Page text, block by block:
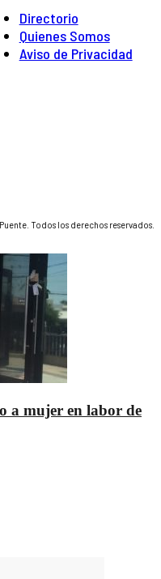
Directorio
Quienes Somos
Aviso de Privacidad
Todos los derechos reservados.
a mujer en labor de